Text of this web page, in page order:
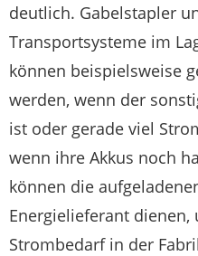
deutlich. Gabelstapler
Transportsysteme im
können beispielsweise
werden, wenn der
ist oder gerade viel
wenn ihre Akkus noch
können die
Energielieferant dienen,
Strombedarf in der